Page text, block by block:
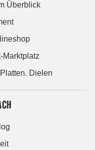
Überblick
Marktplatz
Dielen